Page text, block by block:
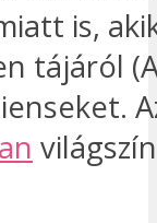
is,
tájáról